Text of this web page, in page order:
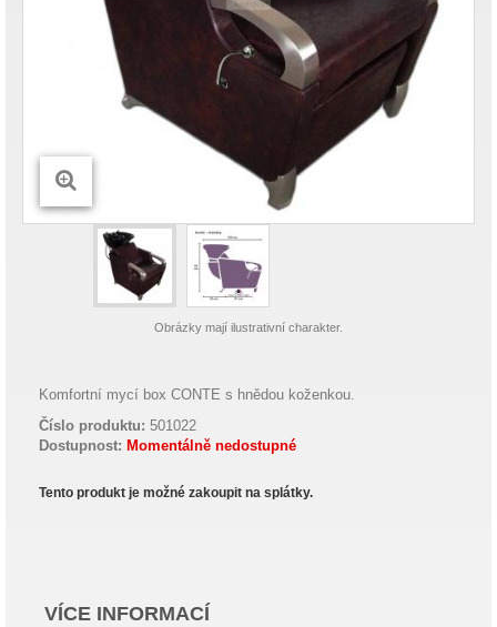
Obrázky mají ilustrativní charakter.
Komfortní mycí box CONTE s hnědou koženkou.
Číslo produktu: 501022
Dostupnost: Momentálně nedostupné
Tento produkt je možné zakoupit na splátky.
VÍCE INFORMACÍ